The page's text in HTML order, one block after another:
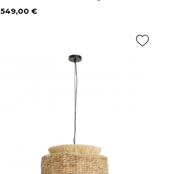
Prix
549,00 €